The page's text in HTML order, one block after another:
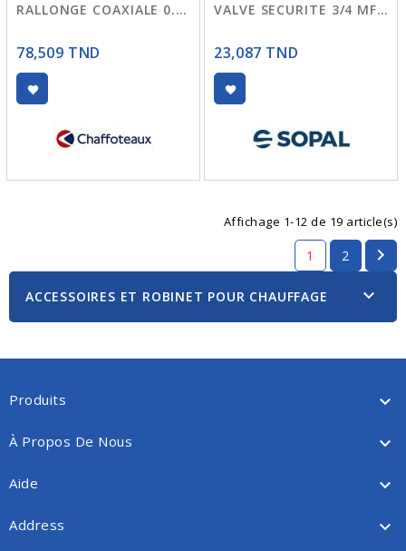
RALLONGE COAXIALE 0.25MT 3318007
78,509 TND
VALVE SECURITE 3/4 MF 5204 SOPAL
23,087 TND
Affichage 1-12 de 19 article(s)
1 2 
ACCESSOIRES ET ROBINET POUR CHAUFFAGE 
Produits 
À Propos De Nous 
Aide 
Address 